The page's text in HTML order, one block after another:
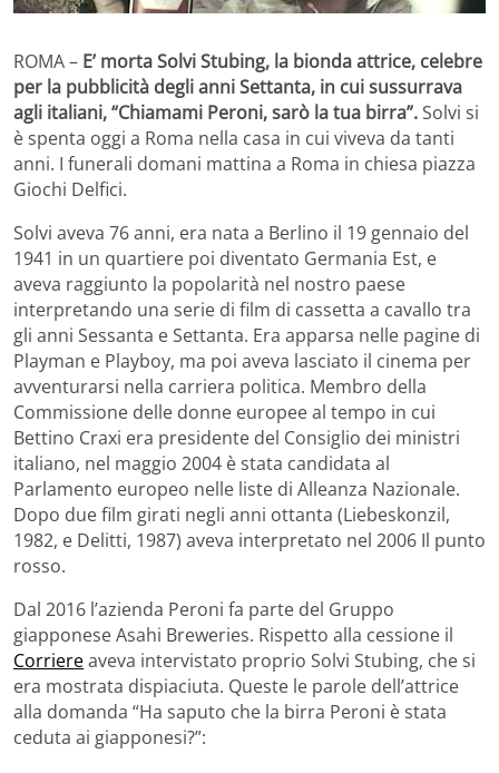
ROMA – E’ morta Solvi Stubing, la bionda attrice, celebre
per la pubblicità degli anni Settanta, in cui sussurrava
agli italiani, “Chiamami Peroni, sarò la tua birra”.Solvi si
è spenta oggi a Roma nella casa in cui viveva da tanti
anni. I funerali domani mattina a Roma in chiesa piazza
Giochi Delfici.
Solvi aveva 76 anni, era nata a Berlino il 19 gennaio del
1941 in un quartiere poi diventato Germania Est, e
aveva raggiunto la popolarità nel nostro paese
interpretando una serie di film di cassetta a cavallo tra
gli anni Sessanta e Settanta. Era apparsa nelle pagine di
Playman e Playboy, ma poi aveva lasciato il cinema per
avventurarsi nella carriera politica. Membro della
Commissione delle donne europee al tempo in cui
Bettino Craxi era presidente del Consiglio dei ministri
italiano, nel maggio 2004 è stata candidata al
Parlamento europeo nelle liste di Alleanza Nazionale.
Dopo due film girati negli anni ottanta (Liebeskonzil,
1982, e Delitti, 1987) aveva interpretato nel 2006 Il punto
rosso.
Dal 2016 l’azienda Peroni fa parte del Gruppo
giapponese Asahi Breweries. Rispetto alla cessione il
Corriereaveva intervistato proprio Solvi Stubing, che si
era mostrata dispiaciuta. Queste le parole dell’attrice
alla domanda “Ha saputo che la birra Peroni è stata
ceduta ai giapponesi?”: